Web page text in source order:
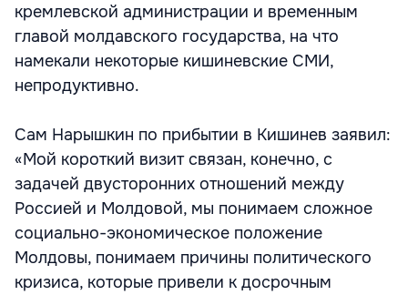
кремлевской администрации и временным
главой молдавского государства, на что
намекали некоторые кишиневские СМИ,
непродуктивно.
Сам Нарышкин по прибытии в Кишинев заявил:
«Мой короткий визит связан, конечно, с
задачей двусторонних отношений между
Россией и Молдовой, мы понимаем сложное
социально-экономическое положение
Молдовы, понимаем причины политического
кризиса, которые привели к досрочным